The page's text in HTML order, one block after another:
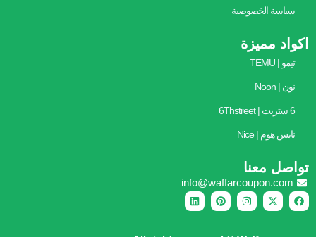
سياسة الخصوصية
اكواد مميزة
تيمو | TEMU
نون | Noon
6 ستريت | 6Thstreet
نايس هوم | Nice
تواصل معنا
info@waffarcoupon.com
F
a
e
X
-
w
I
n
t
P
i
t
L
i
k